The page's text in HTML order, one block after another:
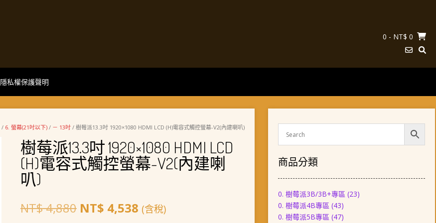
0 - NT$ 0
隱私權保護聲明
/ 6. 螢幕(21吋以下) / － 13吋 / 樹莓派13.3吋 1920×1080 HDMI LCD (H)電容式觸控螢幕-V2(內建喇叭)
樹莓派13.3吋 1920×1080 HDMI LCD
(H)電容式觸控螢幕-V2(內建喇
叭)
NT$4,880 原
NT$ 4,538目
(含稅)
商品分類
0. 樹莓派3B/3B+專區 (23)
0. 樹莓派4B專區 (43)
0. 樹莓派5B專區 (47)